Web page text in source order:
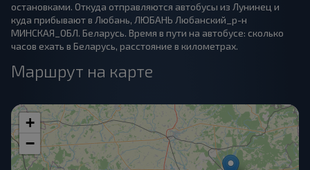
остановками. Откуда отправляются автобусы из Лунинец и
куда прибывают в Любань, ЛЮБАНЬ Любанский_р-н
МИНСКАЯ_ОБЛ. Беларусь. Время в пути на автобусе: сколько
часов ехать в Беларусь, расстояние в километрах.
Маршрут на карте
+
−